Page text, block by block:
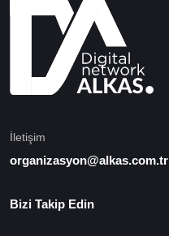
İletişim
organizasyon@alkas.com.tr
Bizi Takip Edin